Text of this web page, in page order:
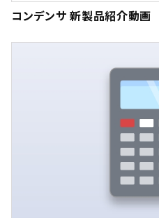
コンデンサ 新製品紹介動画